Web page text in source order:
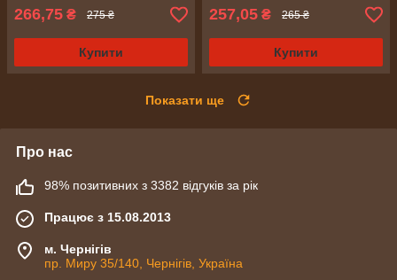
266,75 ₴ 275 ₴
Купити
257,05 ₴ 265 ₴
Купити
Показати ще
Про нас
98% позитивних з 3382 відгуків за рік
Працює з 15.08.2013
м. Чернігів
пр. Миру 35/140, Чернігів, Україна